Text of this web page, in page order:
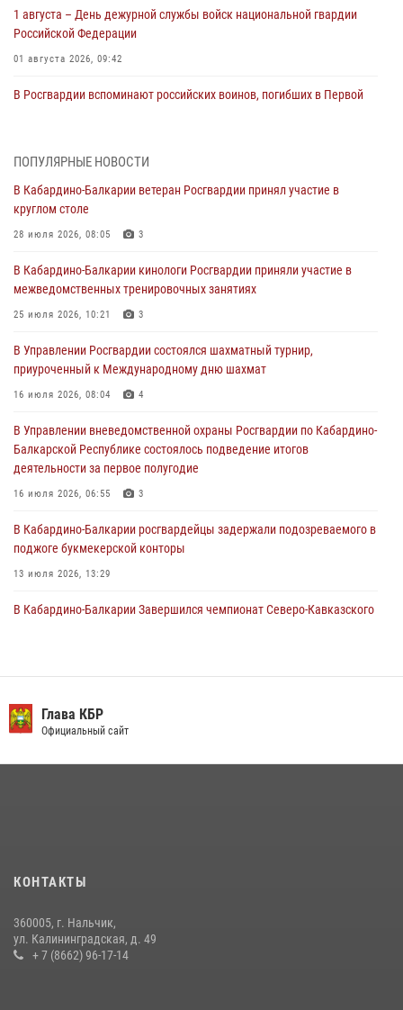
1 августа – День дежурной службы войск национальной гвардии
Российской Федерации
01 августа 2026, 09:42
В Росгвардии вспоминают российских воинов, погибших в Первой
поздравил специалистов подразделений тыла с профессиональным
праздником
01 августа 2026, 00:10
Росгвардия обеспечивает безопасность граждан на южном
направлении
31 июля 2026, 09:22
Состоялась рабочая встреча директора Росгвардии Героя России
генерала армии Виктора Золотова с заместителем полномочного
представителя Президента Российской Федерации в Северо-
31 июля 2026, 06:45 1
Управление Росгвардии по Кабардино-Балкарской Республике
информирует
ПОПУЛЯРНЫЕ НОВОСТИ
В Кабардино-Балкарии ветеран Росгвардии принял участие в
круглом столе
28 июля 2026, 08:05 3
В Кабардино-Балкарии кинологи Росгвардии приняли участие в
межведомственных тренировочных занятиях
25 июля 2026, 10:21 3
В Управлении Росгвардии состоялся шахматный турнир,
приуроченный к Международному дню шахмат
16 июля 2026, 08:04 4
В Управлении вневедомственной охраны Росгвардии по Кабардино-
Балкарской Республике состоялось подведение итогов
деятельности за первое полугодие
16 июля 2026, 06:55 3
В Кабардино-Балкарии росгвардейцы задержали подозреваемого в
поджоге букмекерской конторы
13 июля 2026, 13:29
В Кабардино-Балкарии Завершился чемпионат Северо-Кавказского
округе Росгвардии
09 июля 2026, 08:36
В Кабардино-Балкарии при силовой поддержке Росгвардии изъяты
оружие и наркотические средства
Глава КБР
Официальный сайт
КОНТАКТЫ
360005, г. Нальчик,
ул. Калининградская, д. 49
+ 7 (8662) 96-17-14